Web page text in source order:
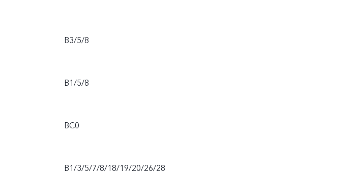
B3/5/8
B1/5/8
BC0
B1/3/5/7/8/18/19/20/26/28